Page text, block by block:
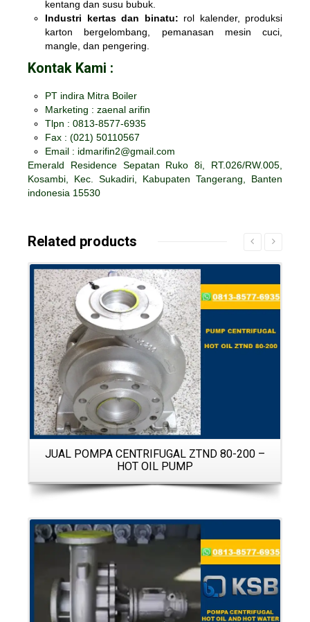
kentang dan susu bubuk.
Industri kertas dan binatu: rol kalender, produksi
karton bergelombang, pemanasan mesin cuci,
mangle, dan pengering.
Kontak Kami :
PT indira Mitra Boiler
Marketing : zaenal arifin
Tlpn : 0813-8577-6935
Fax : (021) 50110567
Email : idmarifin2@gmail.com
Emerald Residence Sepatan Ruko 8i, RT.026/RW.005,
Kosambi, Kec. Sukadiri, Kabupaten Tangerang, Banten
indonesia 15530
Related products
Details
JUAL POMPA CENTRIFUGAL ZTND 80-200 –
HOT OIL PUMP
Details